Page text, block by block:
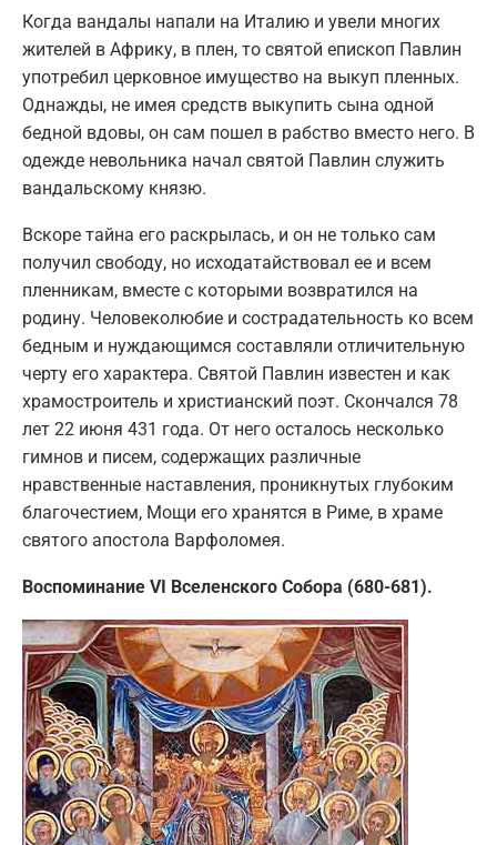
Когда вандалы напали на Италию и увели многих
жителей в Африку, в плен, то святой епископ Павлин
употребил церковное имущество на выкуп пленных.
Однажды, не имея средств выкупить сына одной
бедной вдовы, он сам пошел в рабство вместо него. В
одежде невольника начал святой Павлин служить
вандальскому князю.
Вскоре тайна его раскрылась, и он не только сам
получил свободу, но исходатайствовал ее и всем
пленникам, вместе с которыми возвратился на
родину. Человеколюбие и сострадательность ко всем
бедным и нуждающимся составляли отличительную
черту его характера. Святой Павлин известен и как
храмостроитель и христианский поэт. Скончался 78
лет 22 июня 431 года. От него осталось несколько
гимнов и писем, содержащих различные
нравственные наставления, проникнутых глубоким
благочестием, Мощи его хранятся в Риме, в храме
святого апостола Варфоломея.
Воспоминание VI Вселенского Собора (680-681).